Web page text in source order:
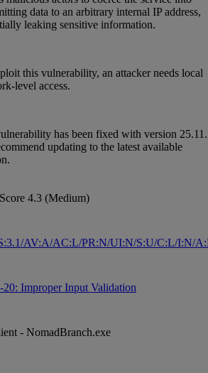
data to an arbitrary internal IP address,
leaking sensitive information.
this vulnerability, an attacker needs local
level access.
has been fixed with version 25.11.
updating to the latest available
4.3 (Medium)
AV:A/AC:L/PR:N/UI:N/S:U/C:L/I:N/
Improper Input Validation
- NomadBranch.exe